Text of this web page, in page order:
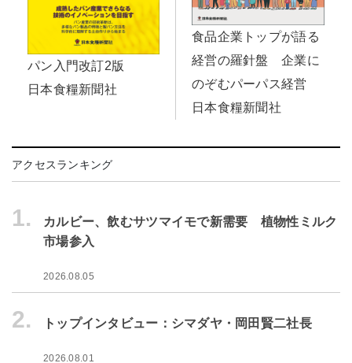
パン入門改訂2版
日本食糧新聞社
食品企業トップが語る
経営の羅針盤 企業に
のぞむパーパス経営
日本食糧新聞社
アクセスランキング
1.
カルビー、飲むサツマイモで新需要 植物性ミルク
市場参入
2026.08.05
2. トップインタビュー：シマダヤ・岡田賢二社長
2026.08.01